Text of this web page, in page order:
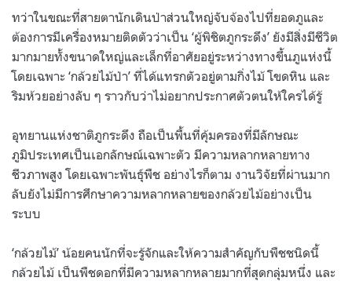
ทว่าในขณะที่สายตานักเดินป่าส่วนใหญ่จับจ้องไปที่ยอดภูและ
ต้องการมีเครื่องหมายติดตัวว่าเป็น ‘ผู้พิชิตภูกระดึง’ ยังมีสิ่งมีชีวิต
มากมายทั้งขนาดใหญ่และเล็กที่อาศัยอยู่ระหว่างทางขึ้นภูแห่งนี้
โดยเฉพาะ ‘กล้วยไม้ป่า’ ที่ได้แทรกตัวอยู่ตามกิ่งไม้ โขดหิน และ
ริมห้วยอย่างลับ ๆ ราวกับว่าไม่อยากประกาศตัวตนให้ใครได้รู้
อุทยานแห่งชาติภูกระดึง ถือเป็นพื้นที่คุ้มครองที่มีลักษณะ
ภูมิประเทศเป็นเอกลักษณ์เฉพาะตัว มีความหลากหลายทาง
ชีวภาพสูง โดยเฉพาะพันธุ์พืช อย่างไรก็ตาม งานวิจัยที่ผ่านมาก
ลับยังไม่มีการศึกษาความหลากหลายของกล้วยไม้อย่างเป็น
ระบบ
‘กล้วยไม้’ น้อยคนนักที่จะรู้จักและให้ความสำคัญกับพืชชนิดนี้
กล้วยไม้ เป็นพืชดอกที่มีความหลากหลายมากที่สุดกลุ่มหนึ่ง และ